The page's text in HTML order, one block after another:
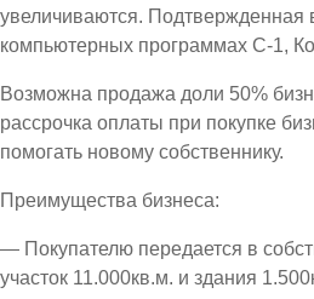
увеличиваются. Подтвержденная
компьютерных программах С-1,
Возможна продажа доли 50%
рассрочка оплаты при покупке
помогать новому собственнику.
Преимущества бизнеса:
— Покупателю передается в
участок 11.000кв.м. и здания